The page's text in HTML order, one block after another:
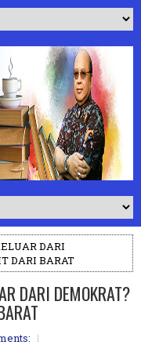
DARI
DARI BARAT
DARI DEMOKRAT?